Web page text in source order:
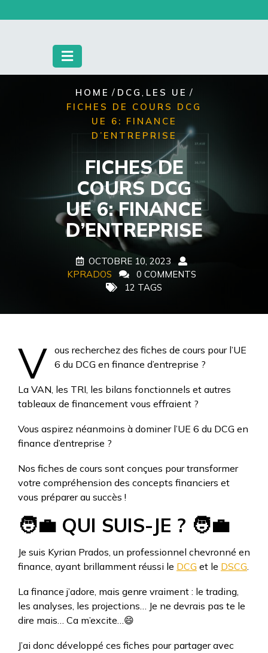
to
HOME / DCG , LES UE /
FICHES DE COURS DCG
UE 6: FINANCE
D’ENTREPRISE
FICHES DE
COURS DCG
UE 6: FINANCE
D’ENTREPRISE
OCTOBRE 10, 2023
KPRADOS
0 COMMENTS
12 TAGS
V ous recherchez des fiches de cours pour l’UE
6 du DCG en finance d’entreprise ?
La VAN, les TRI, les bilans fonctionnels et autres
tableaux de financement vous effraient ?
Vous aspirez néanmoins à dominer l’UE 6 du DCG en
finance d’entreprise ?
Nos fiches de cours sont conçues pour transformer
votre compréhension des concepts financiers et
vous préparer au succès !
🧑‍💼 QUI SUIS-JE ? 🧑‍💼
Je suis Kyrian Prados, un professionnel chevronné en
finance, ayant brillamment réussi le DCG et le DSCG.
La finance j’adore, mais genre vraiment : le trading,
les analyses, les projections… Je ne devrais pas te le
dire mais… Ca m’excite…😄
J’ai donc développé ces fiches pour partager avec